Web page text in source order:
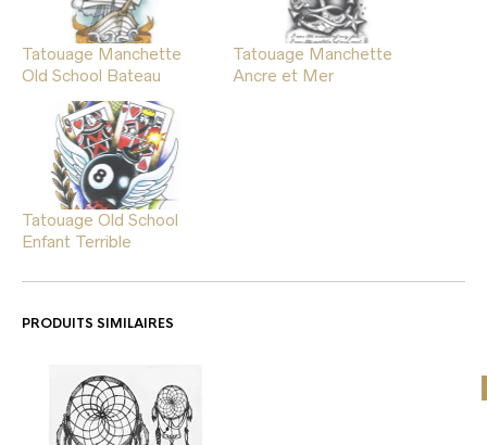
Tatouage Manchette
Old School Bateau
Tatouage Manchette
Ancre et Mer
Tatouage Old School
Enfant Terrible
PRODUITS SIMILAIRES